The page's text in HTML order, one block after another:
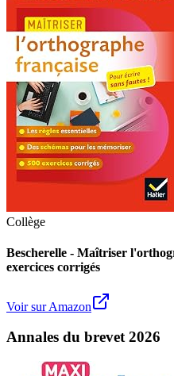
Collège
Bescherelle - Maîtriser
exercices corrigés
Voir sur Amazon
Annales du brevet 2026